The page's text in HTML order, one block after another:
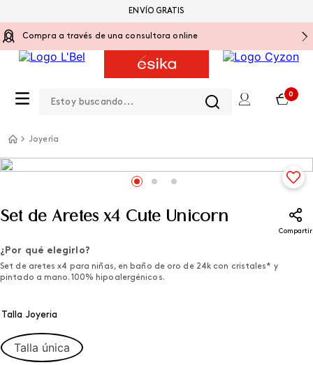
Compra a través de una consultora online
0
ENVÍO GRATIS
Joyería
Set de Aretes x4 Cute Unicorn
Compartir
¿Por qué elegirlo?
Set de aretes x4 para niñas, en baño de oro de 24k con cristales* y
pintado a mano. 100% hipoalergénicos.
Talla Joyeria
Talla única